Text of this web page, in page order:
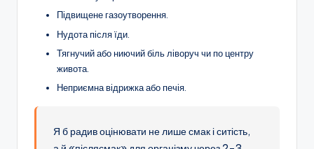
Підвищене газоутворення.
Нудота після їди.
Тягнучий або ниючий біль ліворуч чи по центру
живота.
Неприємна відрижка або печія.
Я б радив оцінювати не лише смак і ситість,